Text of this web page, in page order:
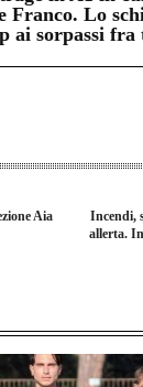
Franco. Lo
ai sorpassi fra
Aia
Incendi,
allerta.